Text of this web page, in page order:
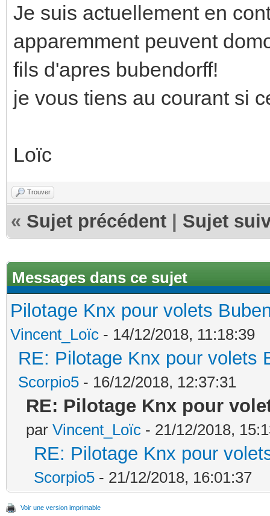
Je suis actuellement en
apparemment peuvent
fils d'apres bubendorff!
je vous tiens au courant si
Loïc
Trouver
« Sujet précédent Sujet
Messages dans ce sujet
Pilotage Knx pour volets
Vincent_Loïc - 14/12/2018, 11:18:39
RE: Pilotage Knx pour volets
Scorpio5 - 16/12/2018, 12:37:31
RE: Pilotage Knx pour
par Vincent_Loïc - 21/12/2018,
RE: Pilotage Knx pour
Scorpio5 - 21/12/2018, 16:01:37
Voir une version imprimable